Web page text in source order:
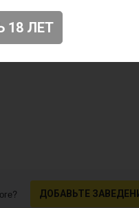
ДОБАВЬТЕ
18 ЛЕТ